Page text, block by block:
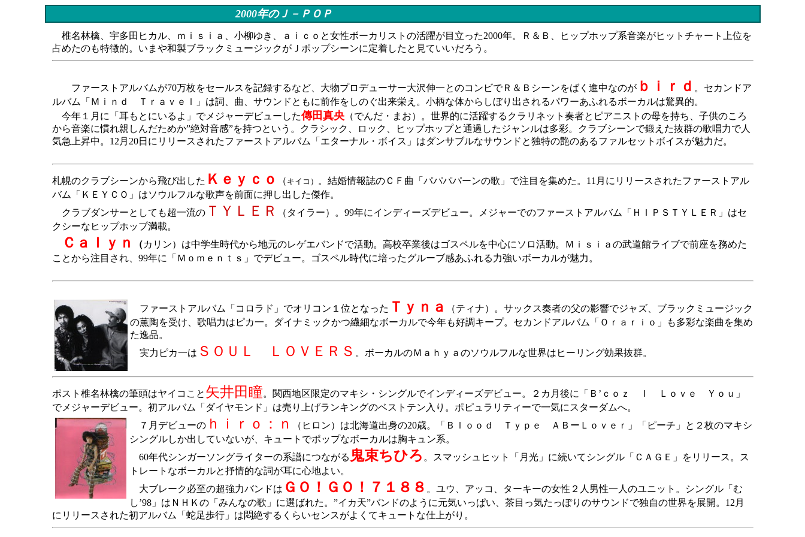
2000年のＪ－ＰＯＰ
椎名林檎、宇多田ヒカル、ｍｉｓｉａ、小柳ゆき、ａｉｃｏと女性ボーカリストの活躍が目立った2000年。Ｒ＆Ｂ、ヒップホップ系音楽がヒットチャート上位を
占めたのも特徴的。いまや和製ブラックミュージックがＪポップシーンに定着したと見ていいだろう。
ファーストアルバムが70万枚をセールスを記録するなど、大物プロデューサー大沢伸一とのコンビでＲ＆Ｂシーンをばく進中なのがｂｉｒｄ 。セカンドア
ルバム「Ｍｉｎｄ Ｔｒａｖｅｌ」は詞、曲、サウンドともに前作をしのぐ出来栄え。小柄な体からしぼり出されるパワーあふれるボーカルは驚異的。
今年１月に「耳もとにいるよ」でメジャーデビューした傳田真央（でんだ・まお）。世界的に活躍するクラリネット奏者とピアニストの母を持ち、子供のころ
から音楽に慣れ親しんだためか”絶対音感”を持つという。クラシック、ロック、ヒップホップと通過したジャンルは多彩。クラブシーンで鍛えた抜群の歌唱力で人
気急上昇中。12月20日にリリースされたファーストアルバム「エターナル・ボイス」はダンサブルなサウンドと独特の艶のあるファルセットボイスが魅力だ。
札幌のクラブシーンから飛び出した Ｋｅｙｃｏ （ キイコ）
。結婚情報誌のＣＦ曲「パパパパーンの歌」で注目を集めた。11月にリリースされたファーストアル
バム「ＫＥＹＣＯ」はソウルフルな歌声を前面に押し出した傑作。
クラブダンサーとしても超一流のＴＹＬＥＲ
（タイラー）。99年にインディーズデビュー。メジャーでのファーストアルバム「ＨＩＰＳＴＹＬＥＲ」はセ
クシーなヒップホップ満載。
Ｃａｌｙｎ （カリン）は中学生時代から地元のレゲエバンドで活動。高校卒業後はゴスペルを中心にソロ活動。Ｍｉｓｉａの武道館ライブで前座を務めた
ことから注目され、99年に「Ｍｏｍｅｎｔｓ」でデビュー。ゴスペル時代に培ったグルーブ感あふれる力強いボーカルが魅力。
ファーストアルバム「コロラド」でオリコン１位となった Ｔｙｎａ
（ティナ）。サックス奏者の父の影響でジャズ、ブラックミュージック
の薫陶を受け、歌唱力はピカ一。ダイナミックかつ繊細なボーカルで今年も好調キープ。セカンドアルバム「Ｏｒａｒｉｏ」も多彩な楽曲を集め
た逸品。
実力ピカ一は ＳＯＵＬ ＬＯＶＥＲＳ 。ボーカルのＭａｈｙａのソウルフルな世界はヒーリング効果抜群。
ポスト椎名林檎の筆頭はヤイコこと 矢井田瞳。関西地区限定のマキシ・シングルでインディーズデビュー。２カ月後に「Ｂ’ｃｏｚ Ｉ Ｌｏｖｅ Ｙｏｕ」
でメジャーデビュー。初アルバム「ダイヤモンド」は売り上げランキングのベストテン入り。ポピュラリティーで一気にスターダムへ。
７月デビューのｈｉｒｏ：ｎ
（ヒロン）は北海道出身の20歳。「Ｂｌｏｏｄ Ｔｙｐｅ ＡＢーＬｏｖｅｒ」「ピーチ」と２枚のマキシ
シングルしか出していないが、キュートでポップなボーカルは胸キュン系。
60年代シンガーソングライターの系譜につながる 鬼束ちひろ 。スマッシュヒット「月光」に続いてシングル「ＣＡＧＥ」をリリース。ス
トレートなボーカルと抒情的な詞が耳に心地よい。
大ブレーク必至の超強力バンドは ＧＯ！ＧＯ！７１８８ 。ユウ、アッコ、ターキーの女性２人男性一人のユニット。シングル「む
し’98」はＮＨＫの「みんなの歌」に選ばれた。”イカ天”バンドのように元気いっぱい、茶目っ気たっぽりのサウンドで独自の世界を展開。12月
にリリースされた初アルバム「蛇足歩行」は悶絶するくらいセンスがよくてキュートな仕上がり。